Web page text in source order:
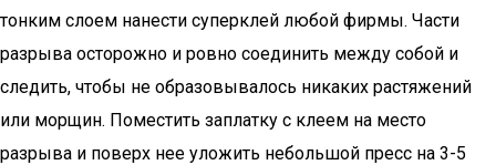
тонким слоем нанести суперклей любой фирмы. Части
разрыва осторожно и ровно соединить между собой и
следить, чтобы не образовывалось никаких растяжений
или морщин. Поместить заплатку с клеем на место
разрыва и поверх нее уложить небольшой пресс на 3-5